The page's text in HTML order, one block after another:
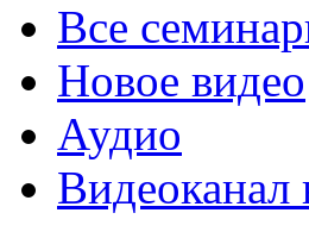
Все
Новое видео
Аудио
Видеоканал